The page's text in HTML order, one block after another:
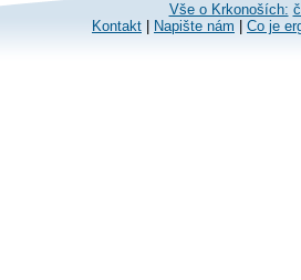
Vše o Krkonoších:
Kontakt
Napište nám Co je